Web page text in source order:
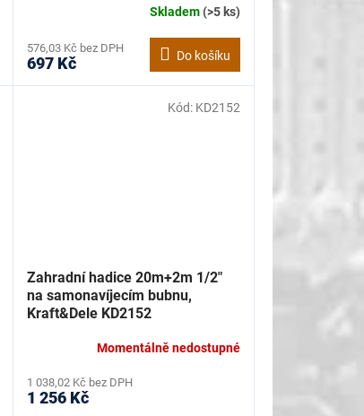
Skladem(>5 ks)
576,03 Kč bez DPH
697 Kč Do košíku
Zahradní hadice 20m+2m 1/2"
na samonavíjecím bubnu,
Kraft&Dele KD2152
Momentálně nedostupné
1 038,02 Kč bez DPH
1 256 Kč
Kód: KD2152